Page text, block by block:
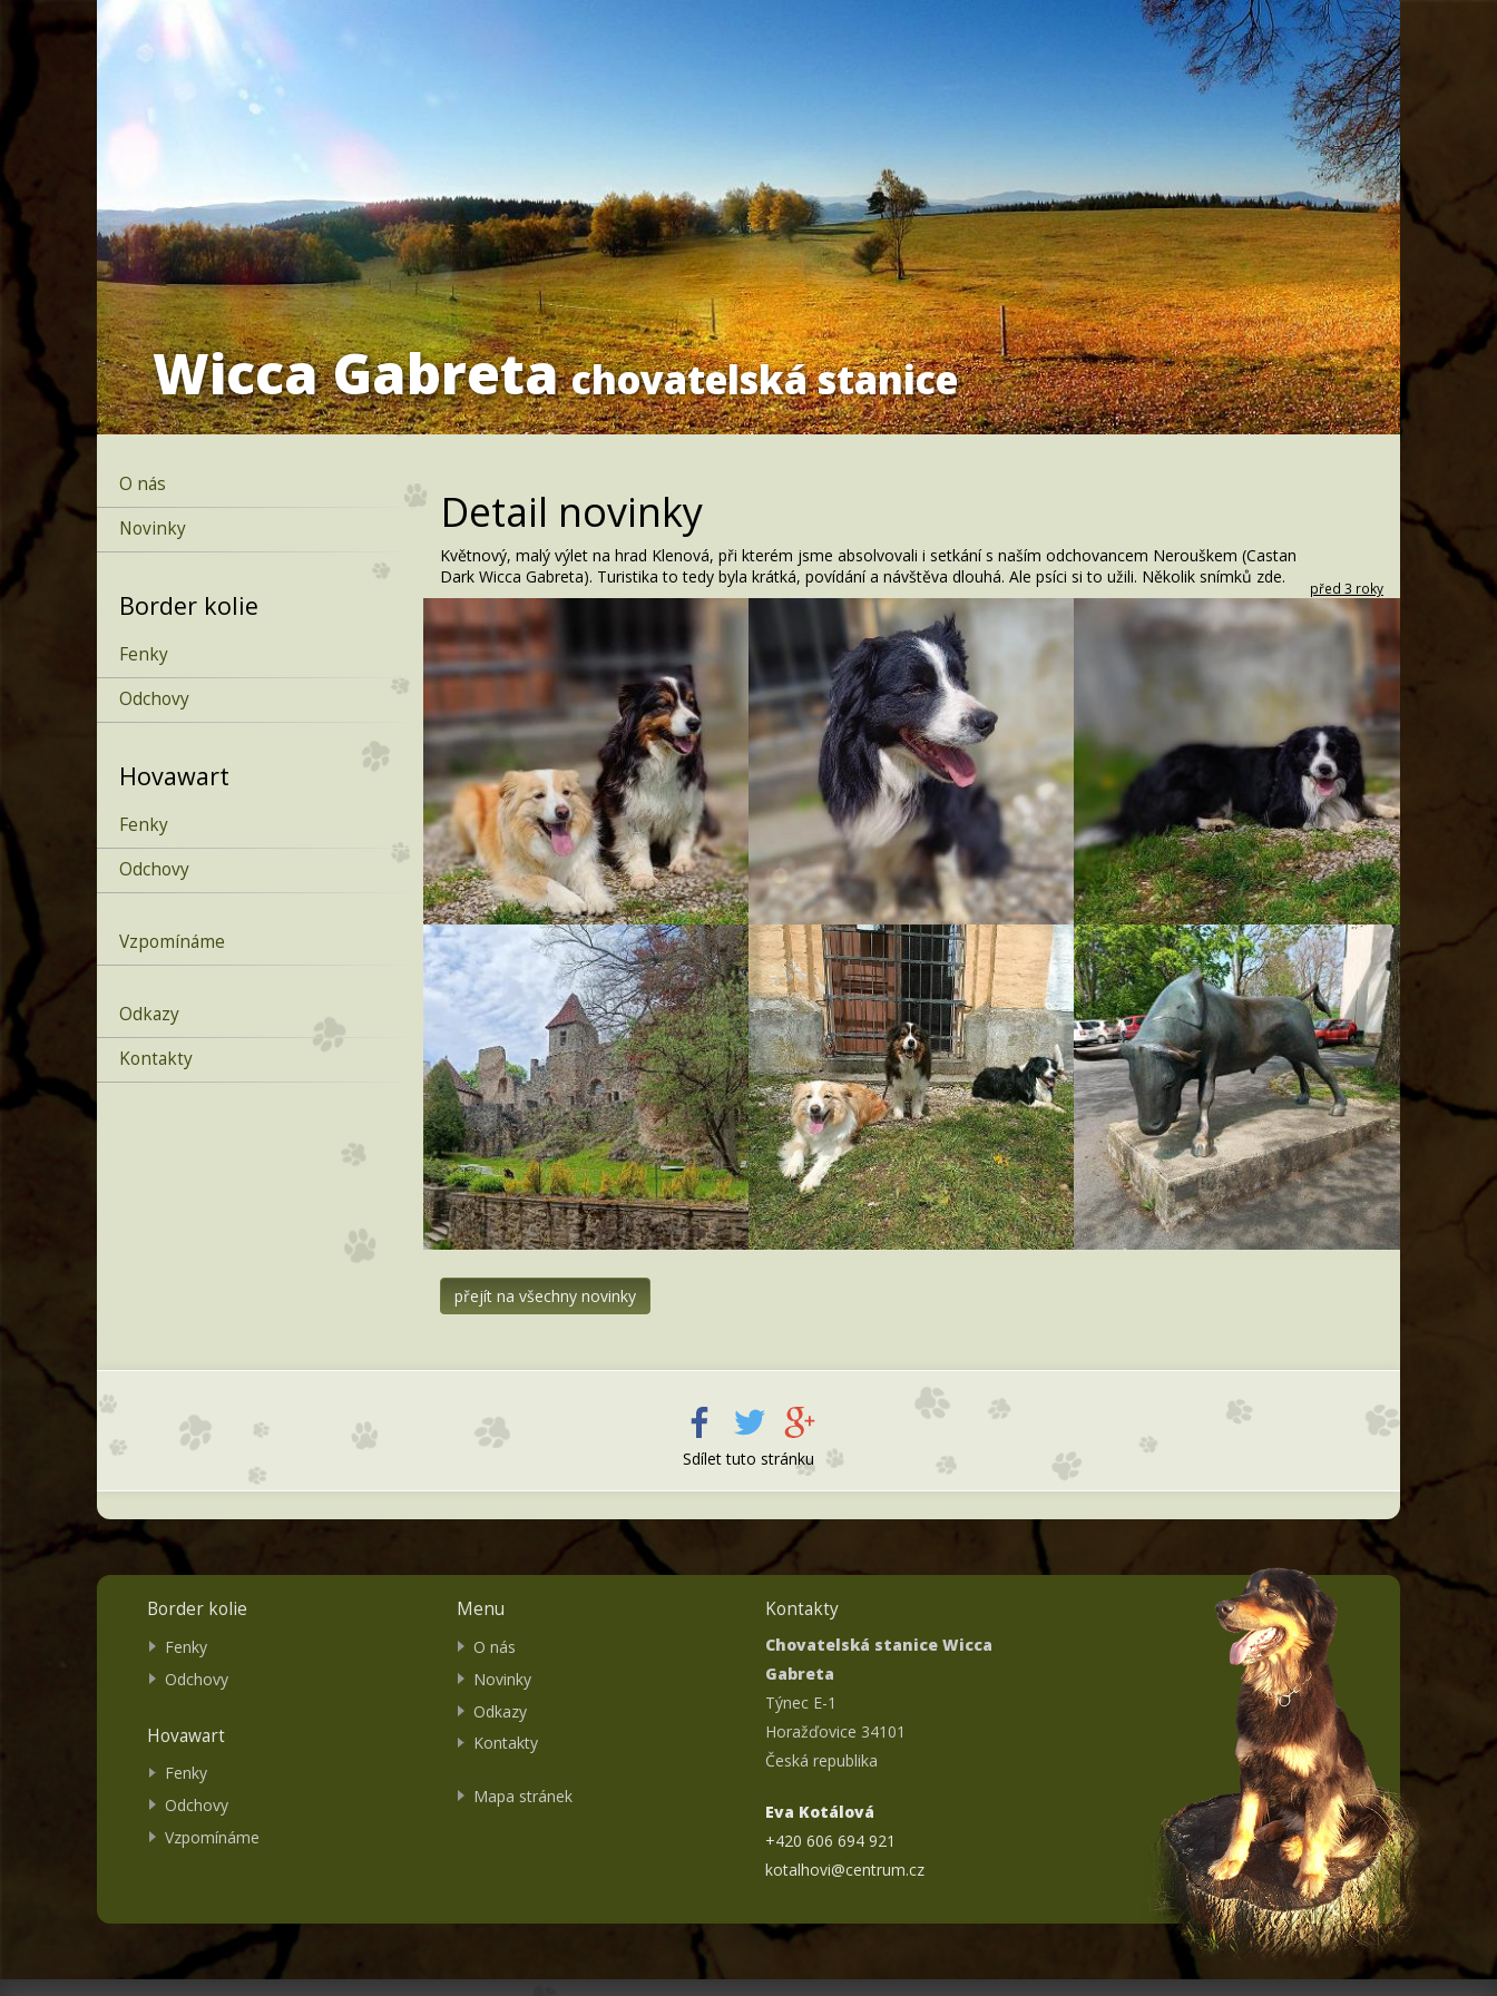
Wicca Gabreta chovatelská stanice
O nás
Novinky
Border kolie
Fenky
Odchovy
Hovawart
Fenky
Odchovy
Vzpomínáme
Odkazy
Kontakty
Detail novinky
před 3 roky
Květnový, malý výlet na hrad Klenová, při kterém jsme absolvovali i setkání s naším odchovancem Nerouškem (Castan
Dark Wicca Gabreta). Turistika to tedy byla krátká, povídání a návštěva dlouhá. Ale psíci si to užili. Několik snímků zde.
přejít na všechny novinky
Sdílet tuto stránku
Border kolie
Fenky
Odchovy
Hovawart
Fenky
Odchovy
Vzpomínáme
Menu
O nás
Novinky
Odkazy
Kontakty
Mapa stránek
Kontakty
Chovatelská stanice Wicca
Gabreta
Týnec E-1
Horažďovice 34101
Česká republika
Eva Kotálová
+420 606 694 921
kotalhovi@centrum.cz